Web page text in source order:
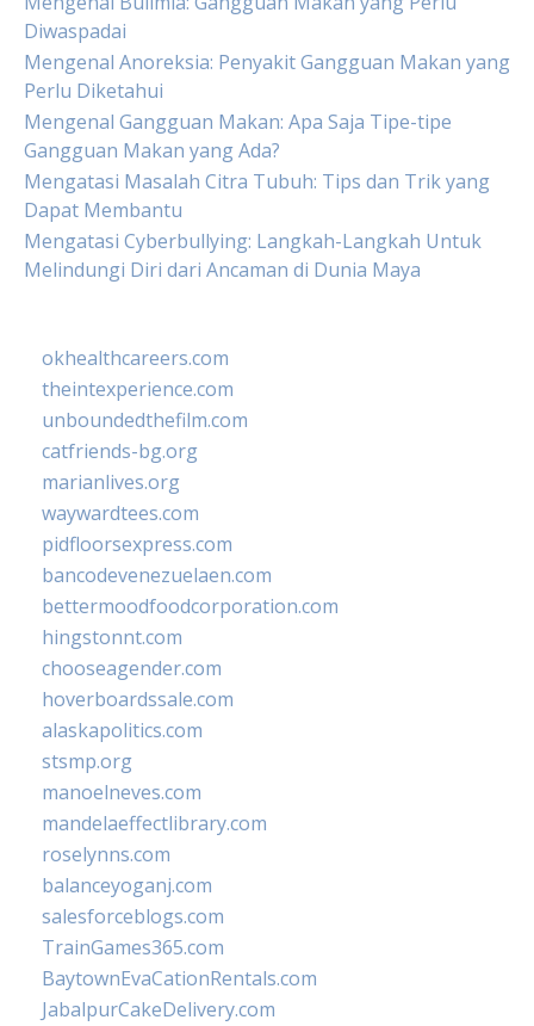
Diwaspadai
Mengenal Anoreksia: Penyakit Gangguan Makan yang
Perlu Diketahui
Mengenal Gangguan Makan: Apa Saja Tipe-tipe
Gangguan Makan yang Ada?
Mengatasi Masalah Citra Tubuh: Tips dan Trik yang
Dapat Membantu
Mengatasi Cyberbullying: Langkah-Langkah Untuk
Melindungi Diri dari Ancaman di Dunia Maya
okhealthcareers.com
theintexperience.com
unboundedthefilm.com
catfriends-bg.org
marianlives.org
waywardtees.com
pidfloorsexpress.com
bancodevenezuelaen.com
bettermoodfoodcorporation.com
hingstonnt.com
chooseagender.com
hoverboardssale.com
alaskapolitics.com
stsmp.org
manoelneves.com
mandelaeffectlibrary.com
roselynns.com
balanceyoganj.com
salesforceblogs.com
TrainGames365.com
BaytownEvaCationRentals.com
JabalpurCakeDelivery.com